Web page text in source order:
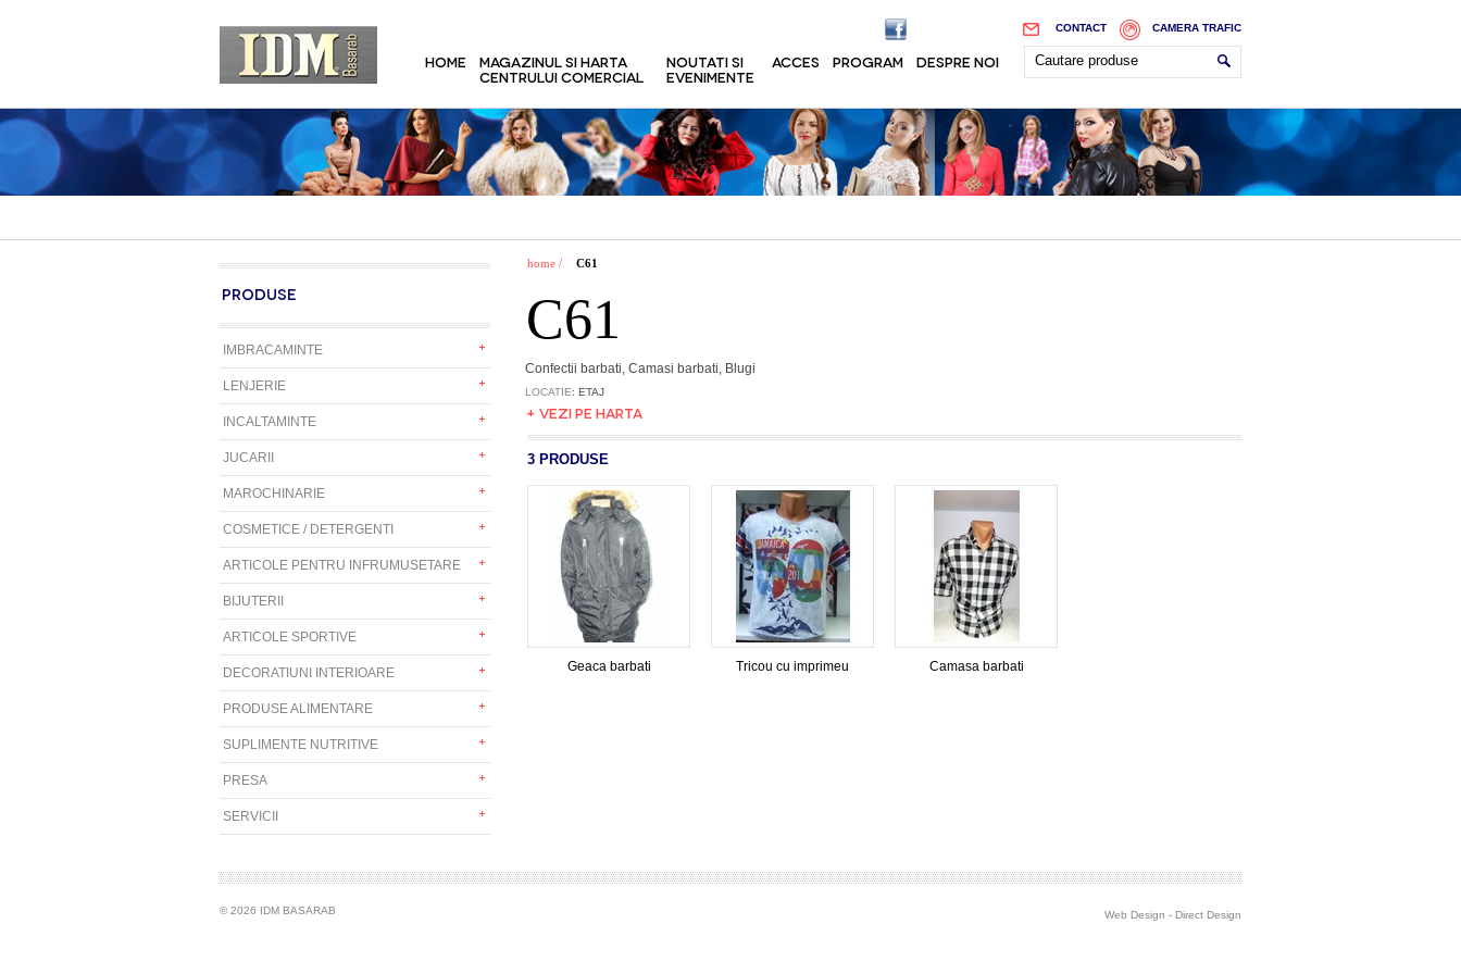
CAMERA TRAFIC
CONTACT
HOME
MAGAZINUL SI HARTA
CENTRULUI COMERCIAL
NOUTATI SI
EVENIMENTE
ACCES PROGRAM DESPRE NOI
PRODUSE
IMBRACAMINTE
LENJERIE
INCALTAMINTE
JUCARII
MAROCHINARIE
COSMETICE / DETERGENTI
ARTICOLE PENTRU INFRUMUSETARE
BIJUTERII
ARTICOLE SPORTIVE
DECORATIUNI INTERIOARE
PRODUSE ALIMENTARE
SUPLIMENTE NUTRITIVE
PRESA
SERVICII
home / C61
C61
Confectii barbati, Camasi barbati, Blugi
LOCATIE: ETAJ
+ VEZI PE HARTA
3 PRODUSE
Geaca barbati Tricou cu imprimeu Camasa barbati
© 2026 IDM BASARAB Web Design - Direct Design